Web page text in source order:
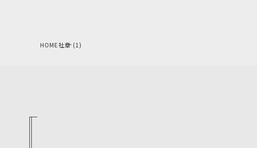
HOME社章 (1)